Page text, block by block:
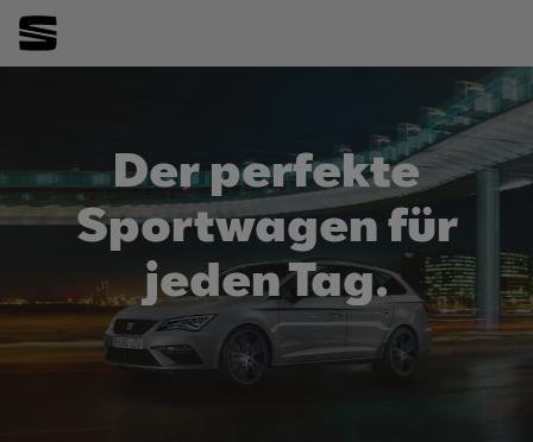
Der perfekte
Sportwagen für
jeden Tag.